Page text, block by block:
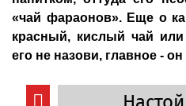
«чай фараонов». Еще о
красный, кислый чай или
его не назови, главное -